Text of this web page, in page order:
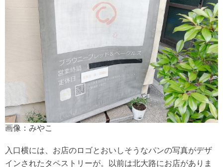
画像：みやこ
入口横には、お店のロゴとおいしそうなパンの写真がデザ
インされたタペストリーが。以前は北大路にお店がありま